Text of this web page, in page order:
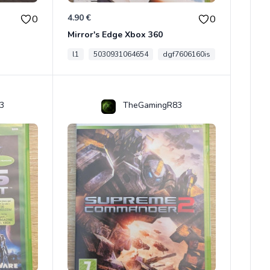
0 4.90 € 0
Mirror's Edge Xbox 360
l1 5030931064654 dgf7606160is
TheGamingR83